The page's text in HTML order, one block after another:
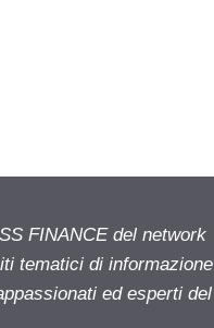
FINANCE del network
tematici di informazione
ed esperti del